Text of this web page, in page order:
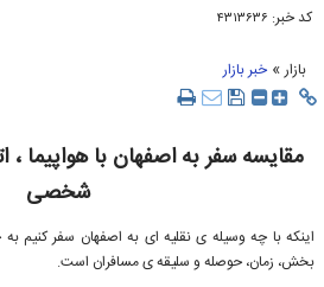
کد خبر: ۴۳۱۳۶۳۶
بازار» خبر بازار
مقایسه سفر به اصفهان با هواپیما
شخصی
اینکه با چه وسیله ی نقلیه ای به اصفهان سفر کنیم
بخش، زمان، حوصله و سلیقه ی مسافران است.